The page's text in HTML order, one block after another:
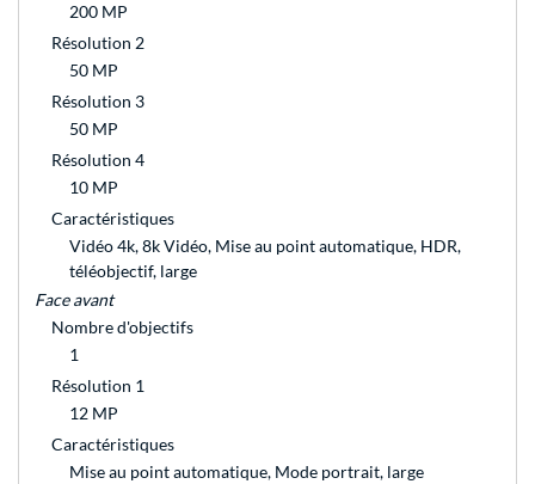
200 MP
Résolution 2
50 MP
Résolution 3
50 MP
Résolution 4
10 MP
Caractéristiques
Vidéo 4k, 8k Vidéo, Mise au point automatique, HDR,
téléobjectif, large
Face avant
Nombre d'objectifs
1
Résolution 1
12 MP
Caractéristiques
Mise au point automatique, Mode portrait, large